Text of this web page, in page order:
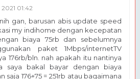
01:42
gan, barusan abis update speed
my indihome dengan kecepatan
biaya 75rb dan sebelumnya
paket 1Mbps/internetTV
176rb/bln. nah apakah itu nantinya
saya bakal bayar dengan biaya
saja 176+75 = 251rb atau bagaimana